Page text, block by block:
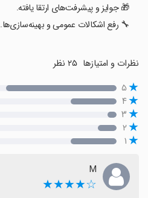
🎁 جوایز و پیشرفت‌های ارتقا یافته.
🔧 رفع اشکالات عمومی و بهینه‌سازی‌ها.
نظرات و امتیازها
۵
۴
۳
۲
۱
M
☆★★★★